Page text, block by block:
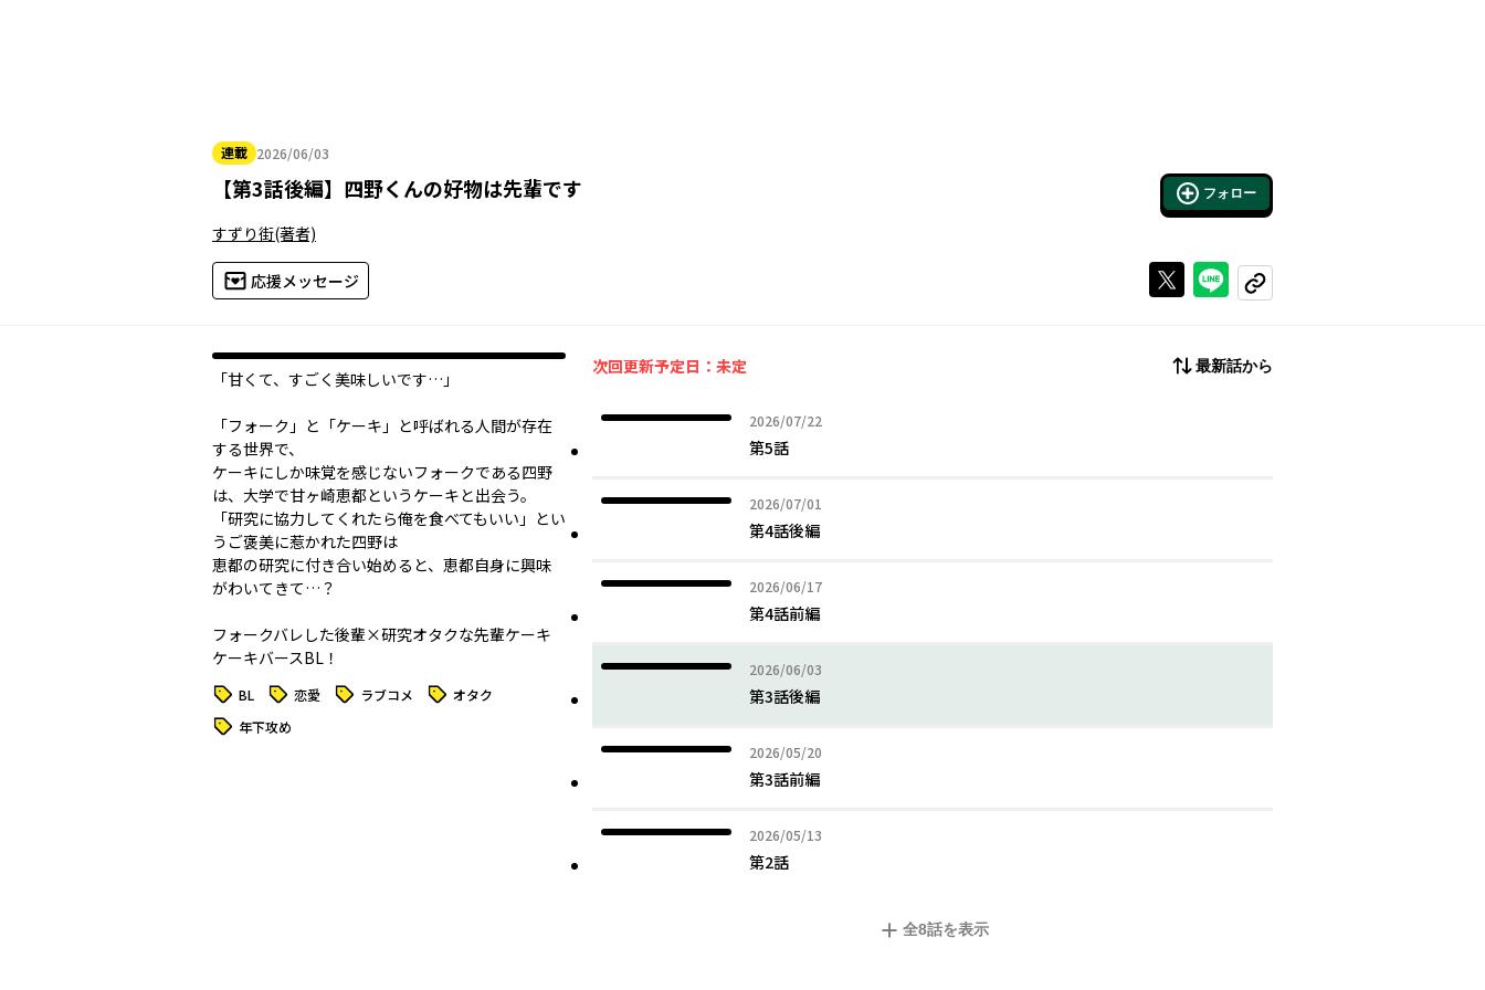
連載 2026/06/03
2026年06月03日
【第3話後編】 四野くんの好物は先輩です フォロー
すずり街(著者)
応援メッセージ Xで投稿するラインでシェアする
コピーする
「甘くて、すごく美味しいです…」
「フォーク」と「ケーキ」と呼ばれる人間が存在
する世界で、
ケーキにしか味覚を感じないフォークである四野
は、大学で甘ヶ崎恵都というケーキと出会う。
「研究に協力してくれたら俺を食べてもいい」とい
うご褒美に惹かれた四野は
恵都の研究に付き合い始めると、恵都自身に興味
がわいてきて…？
フォークバレした後輩×研究オタクな先輩ケーキ
ケーキバースBL！
タグ BL タグ 恋愛 タグ ラブコメ タグ オタク
タグ 年下攻め
次回更新予定日：未定 最新話から
2026/07/22
2026年07月22日
第5話
2026/07/01
2026年07月01日
第4話後編
2026/06/17
2026年06月17日
第4話前編
2026/06/03
2026年06月03日
第3話後編
2026/05/20
2026年05月20日
第3話前編
2026/05/13
2026年05月13日
第2話
全8話を表示